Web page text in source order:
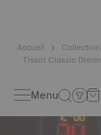
Accueil Collection
Tissot Classic
Menu